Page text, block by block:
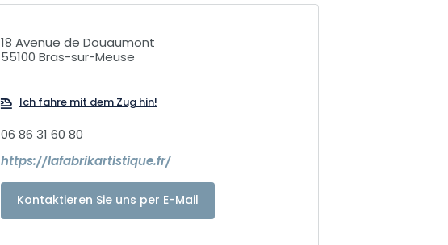
18 Avenue de Douaumont
55100 Bras-sur-Meuse
Ich fahre mit dem Zug hin!
06 86 31 60 80
https://lafabrikartistique.fr/
Kontaktieren Sie uns per E-Mail